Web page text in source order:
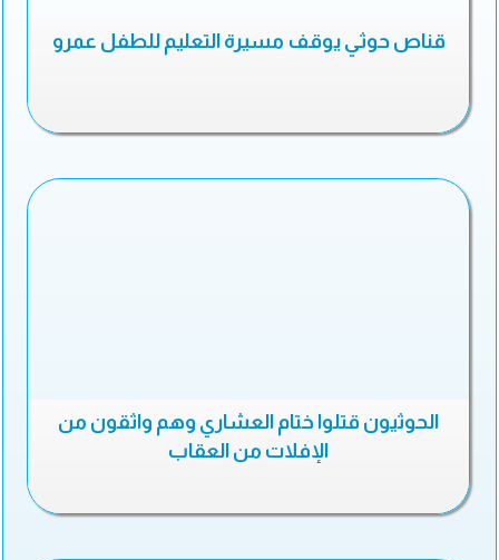
قناص حوثي يوقف مسيرة التعليم للطفل عمرو
الحوثيون قتلوا ختام العشاري وهم واثقون من
الإفلات من العقاب